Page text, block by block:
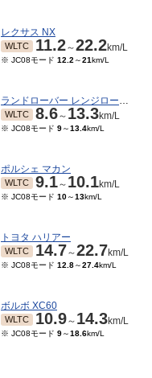
レクサス NX
WLTC 11.2～22.2km/L
※ JC08モード 12.2 ～21km/L
ランドローバー レンジローバーイヴォーク
WLTC 8.6～ 13.3km/L
※ JC08モード 9～13.4km/L
ポルシェ マカン
WLTC 9.1～ 10.1km/L
※ JC08モード 10～13km/L
トヨタ ハリアー
WLTC 14.7～22.7km/L
※ JC08モード 12.8～27.4km/L
ボルボ XC60
WLTC 10.9～ 14.3km/L
※ JC08モード 9～18.6km/L